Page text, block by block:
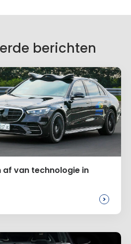
wordt niet gepubliceerd.
berichten
af van technologie in
>